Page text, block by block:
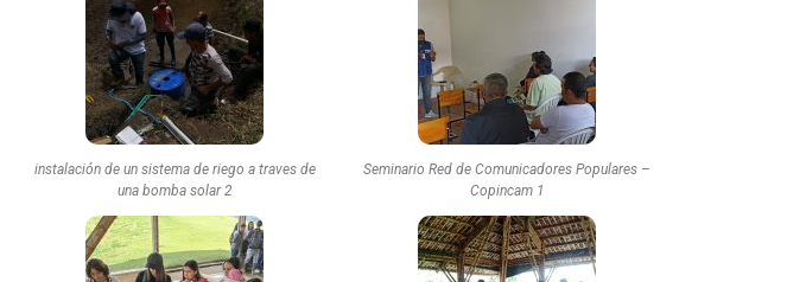
instalación de un sistema de riego a traves de
una bomba solar 2
Seminario Red de Comunicadores Populares –
Copincam 1